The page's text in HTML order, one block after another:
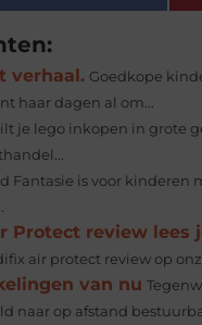
verhaal. Goedkope
haar dagen al om...
je lego inkopen in grote
Fantasie is voor kinderen
Protect review lees
air protect review op
van nu
naar op afstand